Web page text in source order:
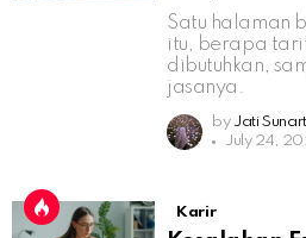
Satu halaman
itu, berapa
dibutuhkan,
jasanya.
by Jati
July 24,
Karir